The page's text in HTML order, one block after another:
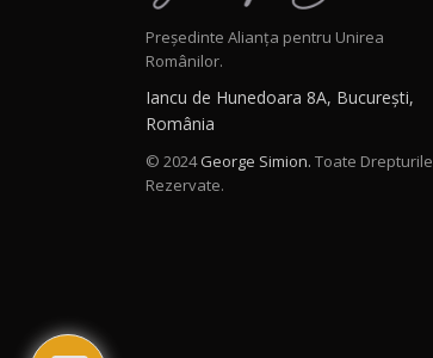
Președinte Alianța pentru Unirea
Românilor.
Iancu de Hunedoara 8A, București,
România
© 2024George Simion. Toate Drepturile
Rezervate.